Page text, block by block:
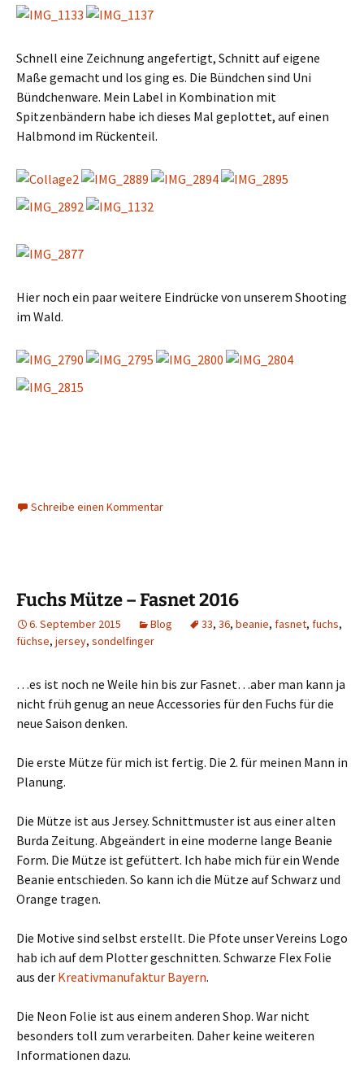
Schnell eine Zeichnung angefertigt, Schnitt auf eigene
Maße gemacht und los ging es. Die Bündchen sind Uni
Bündchenware. Mein Label in Kombination mit
Spitzenbändern habe ich dieses Mal geplottet, auf einen
Halbmond im Rückenteil.
Hier noch ein paar weitere Eindrücke von unserem Shooting
im Wald.
Schreibe einen Kommentar
Fuchs Mütze – Fasnet 2016
6. September 2015 Blog 33, 36, beanie, fasnet, fuchs,
füchse, jersey, sondelfinger
…es ist noch ne Weile hin bis zur Fasnet…aber man kann ja
nicht früh genug an neue Accessories für den Fuchs für die
neue Saison denken.
Die erste Mütze für mich ist fertig. Die 2. für meinen Mann in
Planung.
Die Mütze ist aus Jersey. Schnittmuster ist aus einer alten
Burda Zeitung. Abgeändert in eine moderne lange Beanie
Form. Die Mütze ist gefüttert. Ich habe mich für ein Wende
Beanie entschieden. So kann ich die Mütze auf Schwarz und
Orange tragen.
Die Motive sind selbst erstellt. Die Pfote unser Vereins Logo
hab ich auf dem Plotter geschnitten. Schwarze Flex Folie
aus der Kreativmanufaktur Bayern.
Die Neon Folie ist aus einem anderen Shop. War nicht
besonders toll zum verarbeiten. Daher keine weiteren
Informationen dazu.